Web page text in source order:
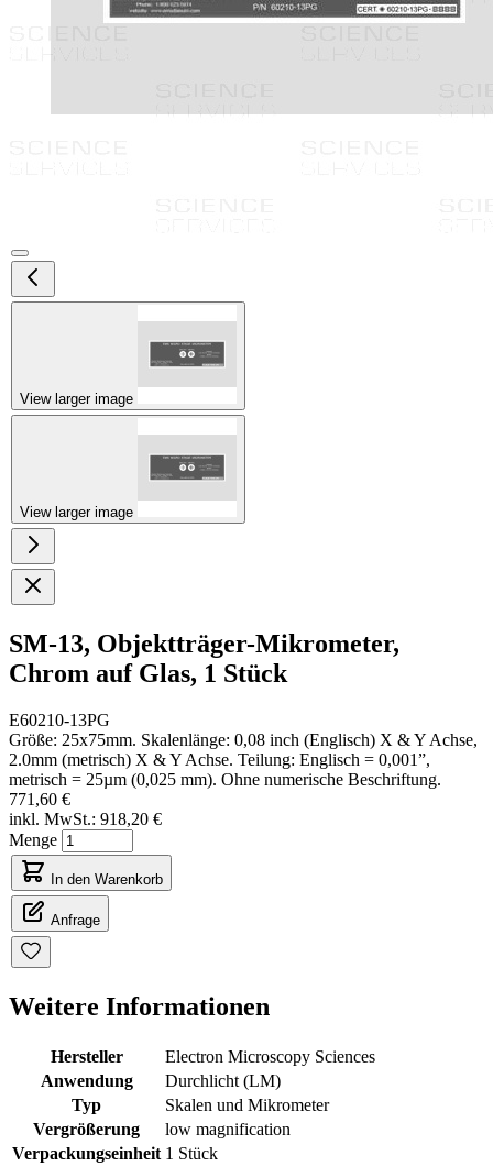
View larger image
View larger image
SM-13, Objektträger-Mikrometer,
Chrom auf Glas, 1 Stück
E60210-13PG
Größe: 25x75mm. Skalenlänge: 0,08 inch (Englisch) X & Y Achse,
2.0mm (metrisch) X & Y Achse. Teilung: Englisch = 0,001”,
metrisch = 25µm (0,025 mm). Ohne numerische Beschriftung.
771,60 €
inkl. MwSt.: 918,20 €
Menge
In den Warenkorb
Anfrage
Weitere Informationen
Hersteller
Electron Microscopy Sciences
Anwendung
Durchlicht (LM)
Typ
Skalen und Mikrometer
Vergrößerung
low magnification
Verpackungseinheit 1 Stück